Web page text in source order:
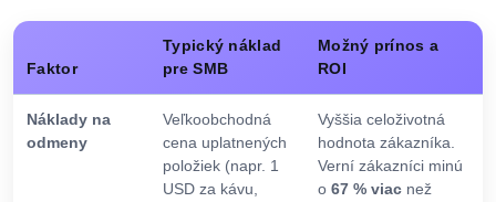
Faktor
Typický náklad
pre SMB
Možný prínos a
ROI
Náklady na
odmeny
Veľkoobchodná
cena uplatnených
položiek (napr. 1
USD za kávu,
Vyššia celoživotná
hodnota zákazníka.
Verní zákazníci minú
o 67 % viac než